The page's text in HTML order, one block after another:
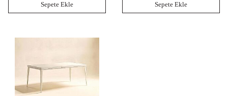
Sepete Ekle Sepete Ekle